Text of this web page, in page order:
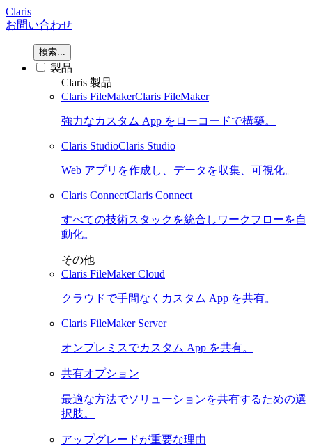
Claris
お問い合わせ
検索...
製品
Claris 製品
Claris FileMakerClaris FileMaker
強力なカスタム App をローコードで構築。
Claris StudioClaris Studio
Web アプリを作成し、データを収集、可視化。
Claris ConnectClaris Connect
すべての技術スタックを統合しワークフローを自
動化。
その他
Claris FileMaker Cloud
クラウドで手間なくカスタム App を共有。
Claris FileMaker Server
オンプレミスでカスタム App を共有。
共有オプション
最適な方法でソリューションを共有するための選
択肢。
アップグレードが重要な理由